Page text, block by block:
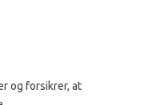
og forsikrer, at